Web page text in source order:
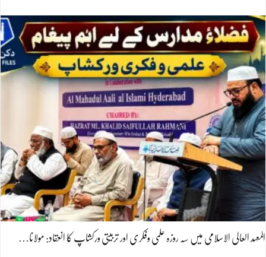
المعہد العالی الاسلامی میں سہ روزہ علمی وفکری اور تربیتی ورکشاپ کا انعقاد: مولانا…